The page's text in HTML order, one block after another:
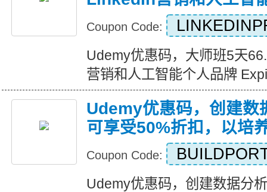
Coupon Code:
Udemy优惠码，大师班5天
营销和人工智能个人品牌
Udemy优惠码，创建数
可享受50%折扣，以培
Coupon Code:
Udemy优惠码，创建数据分